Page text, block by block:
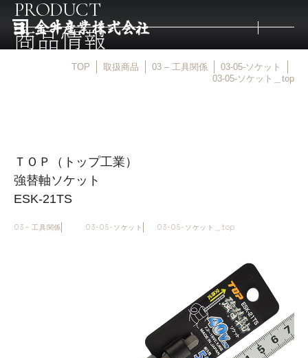
取扱メーカー
PRODUCT
商品情報
TOP 取扱商品 03 – 工具関係
03-05-ソケット
03-05-ソケット＿top
ＴＯＰ（トップ工業）
強替軸ソケット
ESK-21TS
03 – 工具関係 03-05-ソケット 03-05-ソケット＿top